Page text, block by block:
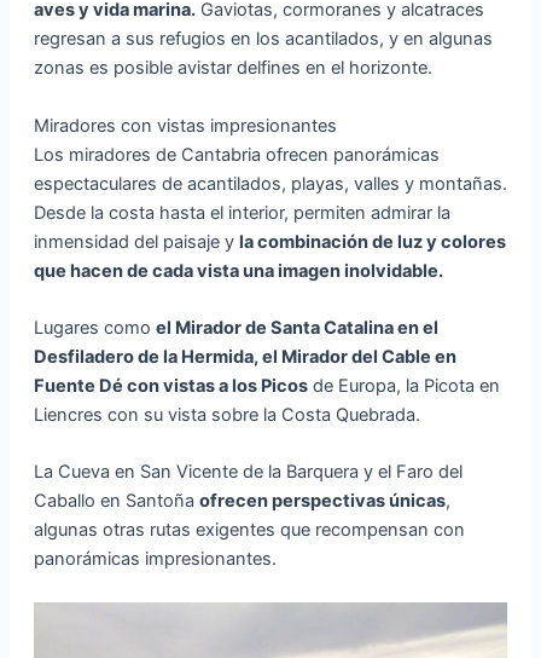
aves y vida marina.Gaviotas, cormoranes y alcatraces
regresan a sus refugios en los acantilados, y en algunas
zonas es posible avistar delfines en el horizonte.
Miradores con vistas impresionantes
Los miradores de Cantabria ofrecen panorámicas
espectaculares de acantilados, playas, valles y montañas.
Desde la costa hasta el interior, permiten admirar la
inmensidad del paisaje y la combinación de luz y colores
que hacen de cada vista una imagen inolvidable.
Lugares como el Mirador de Santa Catalina en el
Desfiladero de la Hermida, el Mirador del Cable en
Fuente Dé con vistas a los Picosde Europa, la Picota en
Liencres con su vista sobre la Costa Quebrada.
La Cueva en San Vicente de la Barquera y el Faro del
Caballo en Santoña ofrecen perspectivas únicas,
algunas otras rutas exigentes que recompensan con
panorámicas impresionantes.